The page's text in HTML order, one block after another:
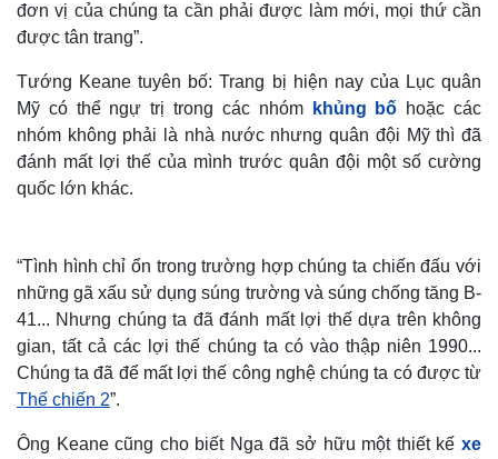
đơn vị của chúng ta cần phải được làm mới, mọi thứ cần
được tân trang”.
Tướng Keane tuyên bố: Trang bị hiện nay của Lục quân
Mỹ có thể ngự trị trong các nhóm
khủng bố hoặc các
nhóm không phải là nhà nước nhưng quân đội Mỹ thì đã
đánh mất lợi thế của mình trước quân đội một số cường
quốc lớn khác.
“Tình hình chỉ ổn trong trường hợp chúng ta chiến đấu với
những gã xấu sử dụng súng trường và súng chống tăng B-
41... Nhưng chúng ta đã đánh mất lợi thế dựa trên không
gian, tất cả các lợi thế chúng ta có vào thập niên 1990...
Chúng ta đã để mất lợi thế công nghệ chúng ta có được từ
Thế chiến 2”.
Ông Keane cũng cho biết Nga đã sở hữu một thiết kế xe